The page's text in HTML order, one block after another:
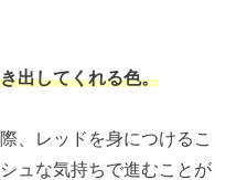
出してくれる色。
、レッドを身につけるこ
ュな気持ちで進むことが